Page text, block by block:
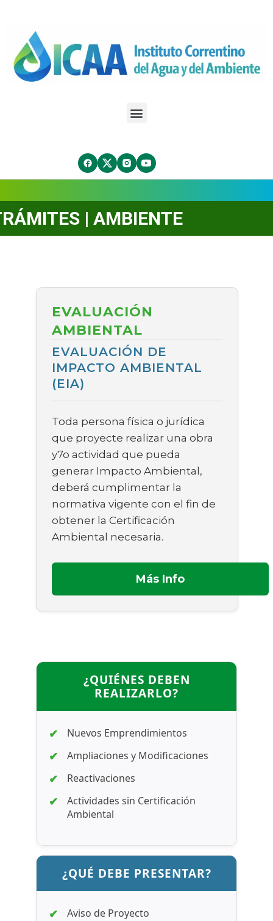
| AMBIENTE
EVALUACIÓN
AMBIENTAL
EVALUACIÓN DE
IMPACTO AMBIENTAL
(EIA)
Toda persona física o jurídica
que proyecte realizar una obra
y7o actividad que pueda
generar Impacto Ambiental,
deberá cumplimentar la
normativa vigente con el fin de
obtener la Certificación
Ambiental necesaria.
Más Info
¿QUIÉNES DEBEN
REALIZARLO?
Nuevos Emprendimientos
Ampliaciones y Modificaciones
Reactivaciones
Actividades sin Certificación
Ambiental
¿QUÉ DEBE PRESENTAR?
Aviso de Proyecto